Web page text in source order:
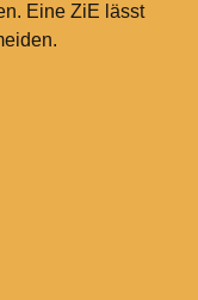
Eine ZiE lässt